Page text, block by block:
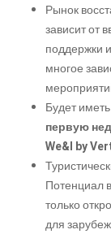
Рынок
зависит от
поддержки
многое
Будет
первую
We&I by
Потенциал
только
для